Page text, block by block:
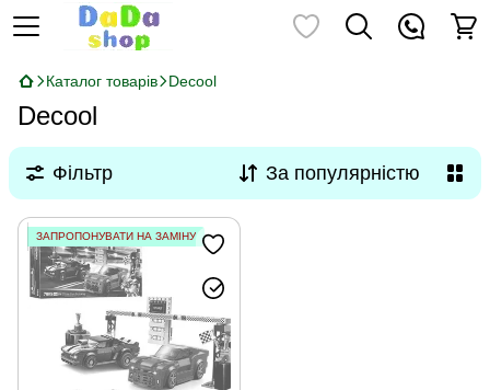
Каталог товарів Decool
Decool
Фільтр За популярністю
ЗАПРОПОНУВАТИ НА ЗАМІНУ